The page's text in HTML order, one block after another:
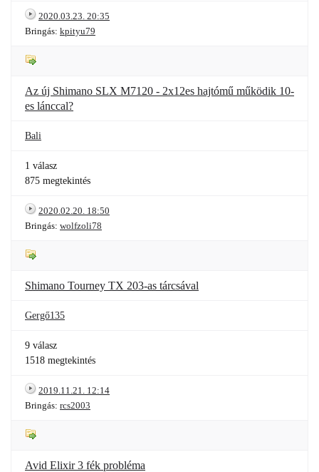
2020.03.23. 20:35
Bringás: kpityu79
Az új Shimano SLX M7120 - 2x12es hajtómű működik 10-
es lánccal?
Bali
1 válasz
875 megtekintés
2020.02.20. 18:50
Bringás: wolfzoli78
Shimano Tourney TX 203-as tárcsával
Gergő135
9 válasz
1518 megtekintés
2019.11.21. 12:14
Bringás: rcs2003
Avid Elixir 3 fék probléma